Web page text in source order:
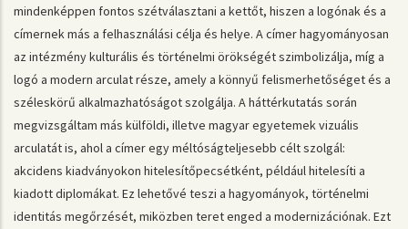
mindenképpen fontos szétválasztani a kettőt, hiszen a logónak és a
címernek más a felhasználási célja és helye. A címer hagyományosan
az intézmény kulturális és történelmi örökségét szimbolizálja, míg a
logó a modern arculat része, amely a könnyű felismerhetőséget és a
széleskörű alkalmazhatóságot szolgálja. A háttérkutatás során
megvizsgáltam más külföldi, illetve magyar egyetemek vizuális
arculatát is, ahol a címer egy méltóságteljesebb célt szolgál:
akcidens kiadványokon hitelesítőpecsétként, például hitelesíti a
kiadott diplomákat. Ez lehetővé teszi a hagyományok, történelmi
identitás megőrzését, miközben teret enged a modernizációnak. Ezt